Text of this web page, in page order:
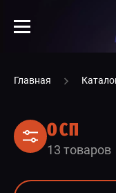
Главная
ОСП
13 товаров